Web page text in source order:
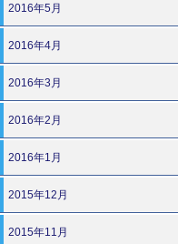
2016年5月
2016年4月
2016年3月
2016年2月
2016年1月
2015年12月
2015年11月